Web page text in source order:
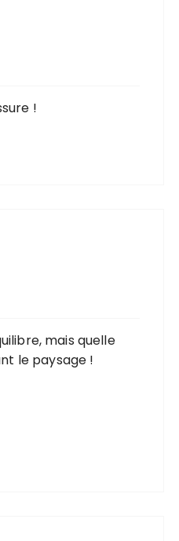
!
mais quelle
le paysage !